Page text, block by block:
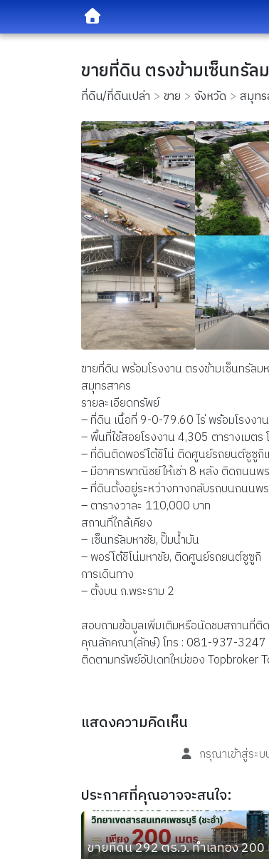
ขายที่ดิน ตรงข้ามเซ็นทรั
ที่ดิน/ที่ดินเปล่า ขาย จังหวัด สมุท
ขายที่ดิน พร้อมโรงงาน ตรงข้ามเซ็นทรัล
สมุทรสาคร
รายละเอียดทรัพย์
– ที่ดิน เนื้อที่ 9-0-79.60 ไร่ พร้อมโรงงา
– พื้นที่ใช้สอยโรงงาน 4,305 ตารางเมต
– ที่ดินติดพอร์โต้ชิโน่ ติดศูนย์รถยนต์ซูซูกิ
– มีอาคารพาณิชย์ให้เช่า 8 หลัง ติดถนนพ
– ที่ดินตั้งอยู่ระหว่างทางกลับรถบนถนนพร
– ตารางวาละ 110,000 บาท
สถานที่ใกล้เคียง
– เซ็นทรัลมหาชัย, ปั๊มน้ำมัน
– พอร์โต้ชิโน่มหาชัย, ติดศูนย์รถยนต์ซูซูกิ
การเดินทาง
– ตั้งบน ถ.พระราม 2
สอบถามข้อมูลเพิ่มเติมหรือนัดชมสถานที่ติ
คุณลักคณา(ลักษ์) โทร : 081-937-
ติดตามทรัพย์อัปเดทใหม่ของ Topbroker
แสดงความคิดเห็น
กรุณาเข้าสู่ระ
ประกาศที่คุณอาจจะสนใจ:
ขายที่ดิน 292 ตร.ว. ทำเลทอง 200